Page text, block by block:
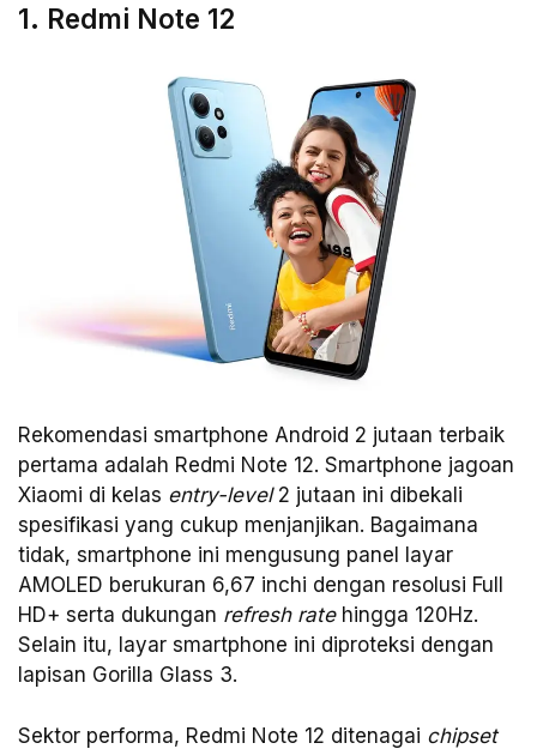
1. Redmi Note 12
Rekomendasi smartphone Android 2 jutaan terbaik
pertama adalah Redmi Note 12. Smartphone jagoan
Xiaomi di kelas entry-level2 jutaan ini dibekali
spesifikasi yang cukup menjanjikan. Bagaimana
tidak, smartphone ini mengusung panel layar
AMOLED berukuran 6,67 inchi dengan resolusi Full
HD+ serta dukungan refresh ratehingga 120Hz.
Selain itu, layar smartphone ini diproteksi dengan
lapisan Gorilla Glass 3.
Sektor performa, Redmi Note 12 ditenagai chipset